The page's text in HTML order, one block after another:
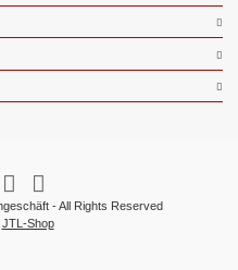
- All Rights Reserved
JTL-Shop